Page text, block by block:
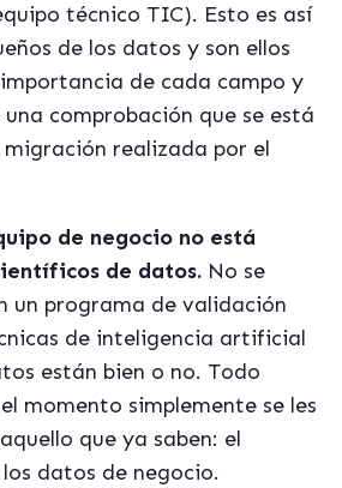
técnico TIC). Esto es así
de los datos y son ellos
de cada campo y
comprobación que se está
realizada por el
de negocio no está
de datos. No se
un programa de validación
de inteligencia artificial
están bien o no. Todo
momento simplemente se les
que ya saben: el
datos de negocio.